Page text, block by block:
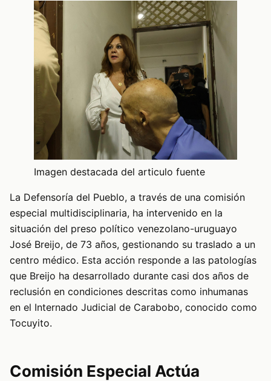
Imagen destacada del articulo fuente
La Defensoría del Pueblo, a través de una comisión
especial multidisciplinaria, ha intervenido en la
situación del preso político venezolano-uruguayo
José Breijo, de 73 años, gestionando su traslado a un
centro médico. Esta acción responde a las patologías
que Breijo ha desarrollado durante casi dos años de
reclusión en condiciones descritas como inhumanas
en el Internado Judicial de Carabobo, conocido como
Tocuyito.
Comisión Especial Actúa